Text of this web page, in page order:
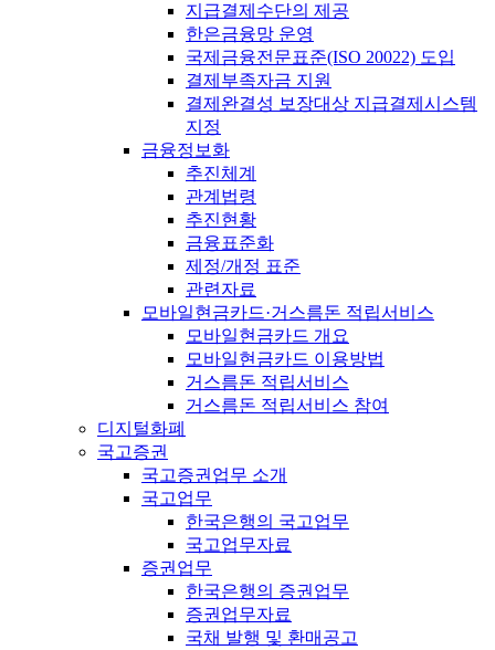
지급결제수단의 제공
한은금융망 운영
국제금융전문표준(ISO 20022) 도입
결제부족자금 지원
결제완결성 보장대상 지급결제시스템
지정
금융정보화
추진체계
관계법령
추진현황
금융표준화
제정/개정 표준
관련자료
모바일현금카드·거스름돈 적립서비스
모바일현금카드 개요
모바일현금카드 이용방법
거스름돈 적립서비스
거스름돈 적립서비스 참여
디지털화폐
국고증권
국고증권업무 소개
국고업무
한국은행의 국고업무
국고업무자료
증권업무
한국은행의 증권업무
증권업무자료
국채 발행 및 환매공고